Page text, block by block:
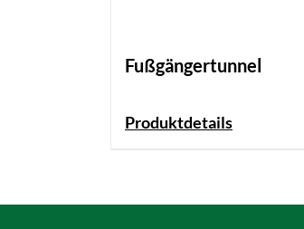
Fußgängertunnel
Produktdetails